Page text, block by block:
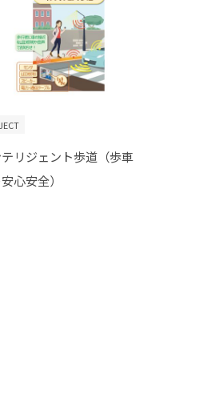
リジェント歩道（歩車
心安全）